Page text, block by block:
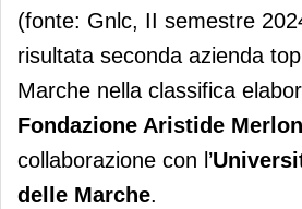
(fonte: Gnlc, II semestre
risultata seconda azienda
Marche nella classifica
Fondazione Aristide
collaborazione con l’
delle Marche.